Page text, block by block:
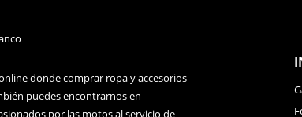
donde comprar ropa y accesorios
puedes encontrarnos en
por las motos al servicio de